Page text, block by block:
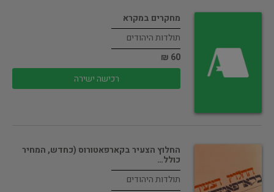
מחקרים במקרא
תולדות היהודים
60 ₪
רכישה ישירה
החלוץ הצעיר בקארפאטורוס (כחדש, המחיר
כולל…
תולדות היהודים